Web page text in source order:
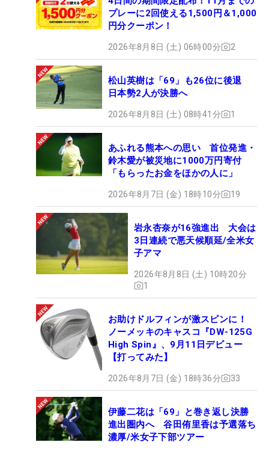
6度目の挑戦で合格を果たした高木優奈 （撮影：福田文平）
4位 TOTOジャパンクラシックの渋野日向子
久々の日本での試合「TOTOジャパンクラシック」
に臨んだ渋野日向子だったが、初日46位タイと出遅
れ。それでも2日目40位タイと順位を上げ、3日目も
ショットを曲げるシーンはあったが見事なリカバリ
ーを見せ29位タイ。2つ伸ばした最終日は40位タイ
に順位を下げたものの、通算12アンダーで大会を終
えた。シード獲得がかかる渋野にとって、40位タイ
とはいえ2日目からスコアを崩さなかったのは収
穫。正念場となる米国での戦いに向け、新たな気持
ちで臨む。
■「すごく汚いフック（笑）」でスーパーセーブ
渋野日向子が魅せた技
■アジア4連戦は「もうちょっと頑張りたかった」け
プレーに2回使える1,500円＆1,000
円分クーポン！
2026年8月8日 (土) 06時00分 2
松山英樹は「69」も26位に後退
日本勢2人が決勝へ
2026年8月8日 (土) 08時41分 1
あふれる熊本への思い 首位発進・
鈴木愛が被災地に1000万円寄付
「もらったお金をほかの人に」
2026年8月7日 (金) 18時10分 19
岩永杏奈が16強進出 大会は
3日連続で悪天候順延/全米女
子アマ
2026年8月8日 (土) 10時20分
1
お助けドルフィンが激スピンに！
ノーメッキのキャスコ『DW-125G
High Spin』、9月11日デビュー
【打ってみた】
2026年8月7日 (金) 18時36分 33
伊藤二花は「69」と巻き返し決勝
進出圏内へ 谷田侑里香は予選落ち
濃厚/米女子下部ツアー